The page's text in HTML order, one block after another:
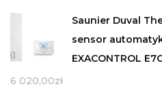
Saunier Duval
sensor
EXACONTROL
6 020,00zł